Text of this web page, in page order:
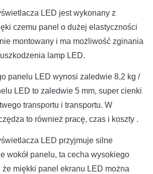
LED jest wykonany z
czemu panel o dużej elastyczności
montowany i ma możliwość zginania
lamp LED.
panelu LED wynosi zaledwie 8,2 kg /
LED to zaledwie 5 mm, super cienki
transportu i transportu. W
to również pracę, czas i koszty .
LED przyjmuje silne
wokół panelu, ta cecha wysokiego
​​miękki panel ekranu LED można